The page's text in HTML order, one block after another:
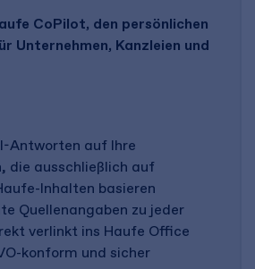
CoPilot, den persönlichen
Unternehmen, Kanzleien und
Antworten auf Ihre
die ausschließlich auf
Inhalten basieren
Quellenangaben zu jeder
verlinkt ins Haufe Office
konform und sicher